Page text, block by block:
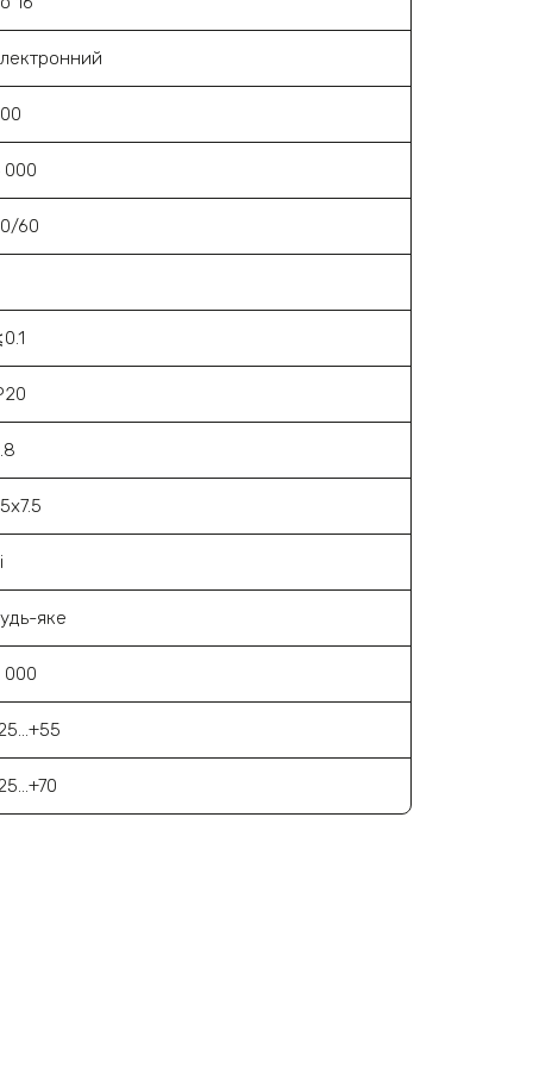
000
60
яке
000